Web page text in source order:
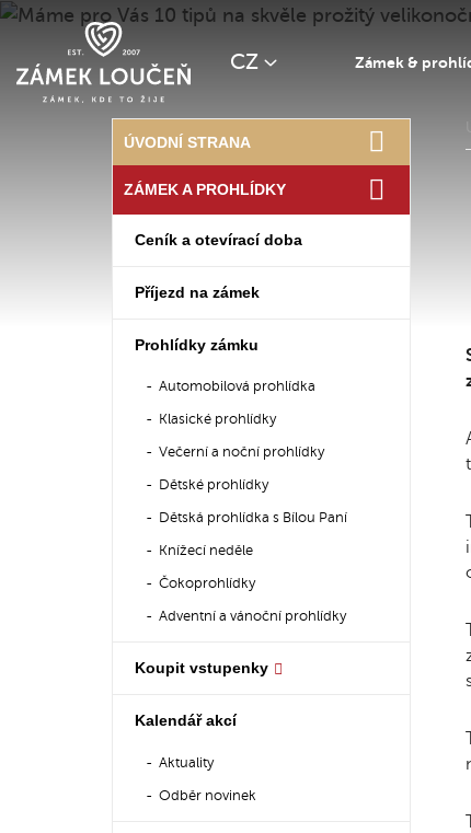
CZ Zámek &
ÚVODNÍ STRANA
ZÁMEK A PROHLÍDKY
Ceník a otevírací doba
Příjezd na zámek
Prohlídky zámku
Automobilová prohlídka
Klasické prohlídky
Večerní a noční prohlídky
Dětské prohlídky
Dětská prohlídka s Bílou Paní
Knížecí neděle
Čokoprohlídky
Adventní a vánoční prohlídky
Koupit vstupenky
Kalendář akcí
Aktuality
Odběr novinek